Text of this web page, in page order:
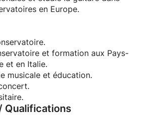
en Europe.
et formation aux Pays-
et en Italie.
musicale et éducation.
Qualifications